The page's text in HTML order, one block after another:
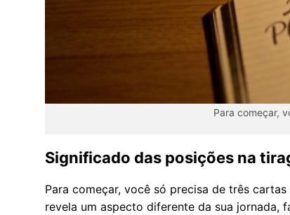
Para começar,
Significado das posições na
Para começar, você só precisa de três
revela um aspecto diferente da sua jornada,